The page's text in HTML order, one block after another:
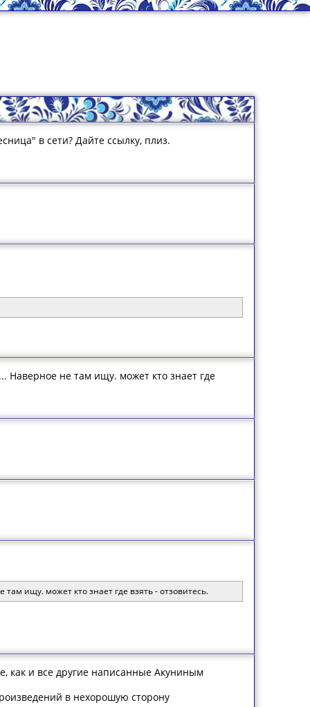
в сети? Дайте ссылку, плиз.
Наверное не там ищу. может кто знает где
ищу. может кто знает где взять - отзовитесь.
как и все другие написанные Акуниным
в нехорошую сторону